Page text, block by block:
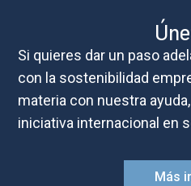
Si quieres dar un paso
con la sostenibilidad
materia con nuestra ayuda,
iniciativa internacional en
Más